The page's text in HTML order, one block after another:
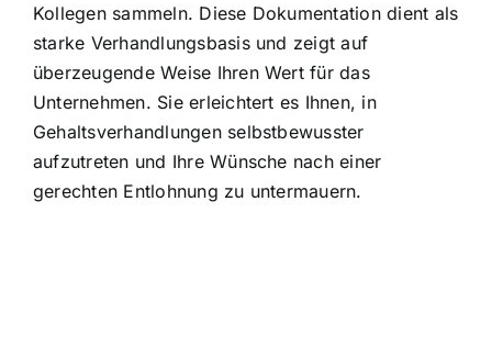
Kollegen sammeln. Diese Dokumentation dient als
starke Verhandlungsbasis und zeigt auf
überzeugende Weise Ihren Wert für das
Unternehmen. Sie erleichtert es Ihnen, in
Gehaltsverhandlungen selbstbewusster
aufzutreten und Ihre Wünsche nach einer
gerechten Entlohnung zu untermauern.